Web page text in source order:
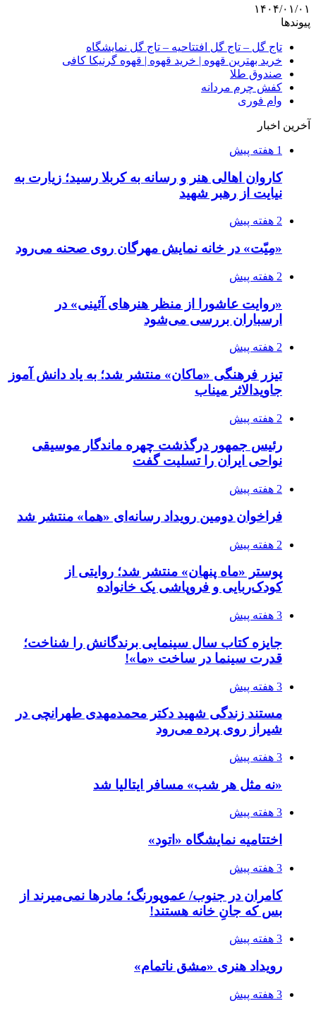
۱۴۰۴/۰۱/۰۱
پیوندها
تاج گل – تاج گل افتتاحیه – تاج گل نمایشگاه
خرید بهترین قهوه | خرید قهوه | قهوه گرنیکا کافی
صندوق طلا
کفش چرم مردانه
وام فوری
آخرین اخبار
1 هفته پیش
کاروان اهالی هنر و رسانه به کربلا رسید؛ زیارت به
نیایت از رهبر شهید
2 هفته پیش
«مِیّت» در خانه نمایش مهرگان روی صحنه می‌رود
2 هفته پیش
«روایت عاشورا از منظر هنرهای آئینی» در
ارسباران بررسی می‌شود
2 هفته پیش
تیزر فرهنگی «ماکان» منتشر شد؛ به یاد دانش آموز
جاویدالاثر میناب
2 هفته پیش
رئیس جمهور درگذشت چهره ماندگار موسیقی
نواحی ایران را تسلیت گفت
2 هفته پیش
فراخوان دومین رویداد رسانه‌ای «هما» منتشر شد
2 هفته پیش
پوستر «ماه پنهان» منتشر شد؛ روایتی از
کودک‌ربایی و فروپاشی یک خانواده
3 هفته پیش
جایزه کتاب سال سینمایی برندگانش را شناخت؛
قدرت سینما در ساخت «ما»!
3 هفته پیش
مستند زندگی شهید دکتر محمدمهدی طهرانچی در
شیراز روی پرده می‌رود
3 هفته پیش
«نه مثل هر شب» مسافر ایتالیا شد
3 هفته پیش
اختتامیه نمایشگاه «اتود»
3 هفته پیش
کامران در جنوب/ عموپورنگ؛ مادرها نمی‌میرند از
بس که جانِ خانه هستند!
3 هفته پیش
رویداد هنری «مشق ناتمام»
3 هفته پیش